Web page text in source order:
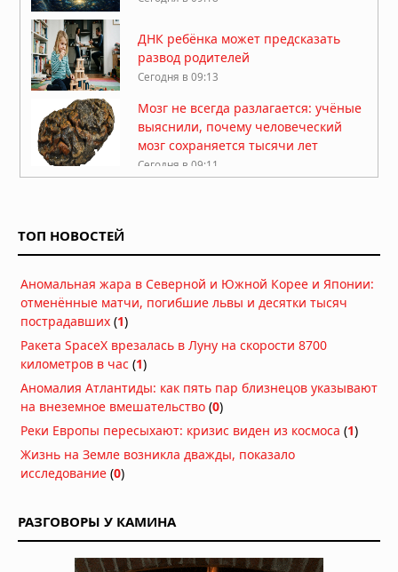
ДНК ребёнка может предсказать
развод родителей
Сегодня в 09:13
Мозг не всегда разлагается: учёные
выяснили, почему человеческий
мозг сохраняется тысячи лет
Сегодня в 09:11
Магнитное поле Земли
контролирует ваш разум и решения
Сегодня в 08:24
Секрет мотивации раскрыт: в мозге
есть особые клетки
Сегодня в 08:11
слабых социальных связей,
выяснили учёные
супер-Эль-Ниньо, заявил учёный
ТОП НОВОСТЕЙ
Аномальная жара в Северной и Южной Корее и Японии:
отменённые матчи, погибшие львы и десятки тысяч
пострадавших (1)
Ракета SpaceX врезалась в Луну на скорости 8700
километров в час (1)
Аномалия Атлантиды: как пять пар близнецов указывают
на внеземное вмешательство (0)
Реки Европы пересыхают: кризис виден из космоса (1)
Жизнь на Земле возникла дважды, показало
исследование (0)
РАЗГОВОРЫ У КАМИНА